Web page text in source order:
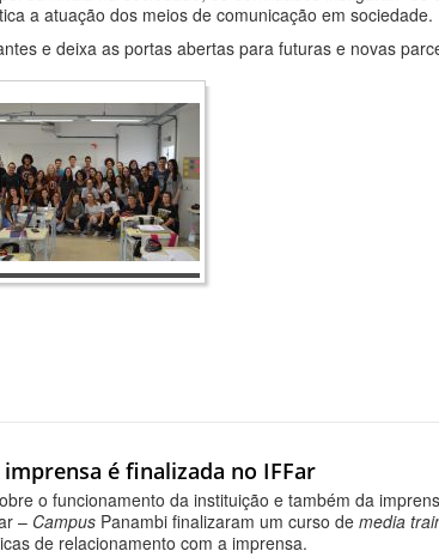
a atuação dos meios de comunicação em sociedade.
e deixa as portas abertas para futuras e novas
é finalizada no IFFar
o funcionamento da instituição e também da
– Campus Panambi finalizaram um curso demedia
de relacionamento com a imprensa.